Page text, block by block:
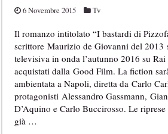
Ricerca tastierista per Tribute Band
6 Novembre 2015 Tv
Il romanzo intitolato “I bastardi di
scrittore Maurizio de Giovanni del 2013
televisiva in onda l’autunno 2016 su
acquistati dalla Good Film. La fiction
ambientata a Napoli, diretta da Carlo
protagonisti Alessandro Gassmann,
D’Aquino e Carlo Buccirosso. Le
già …